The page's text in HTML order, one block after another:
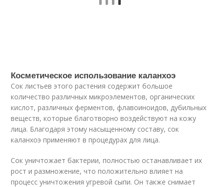
Косметическое использование каланхоэ
Сок листьев этого растения содержит большое
количество различных микроэлементов, органических
кислот, различных ферментов, флавоиноидов, дубильных
веществ, которые благотворно воздействуют на кожу
лица. Благодаря этому насыщенному составу, сок
каланхоэ применяют в процедурах для лица.
Сок уничтожает бактерии, полностью останавливает их
рост и размножение, что положительно влияет на
процесс уничтожения угревой сыпи. Он также снимает